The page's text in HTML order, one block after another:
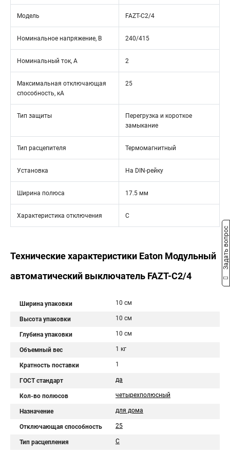
Модель FAZT-C2/4
Номинальное напряжение, В 240/415
Номинальный ток, А 2
Максимальная отключающая
способность, кА
25
Тип защиты
Перегрузка и короткое
замыкание
Тип расцепителя Термомагнитный
Установка На DIN-рейку
Ширина полюса 17.5 мм
Характеристика отключения C
Технические характеристики Eaton Модульный
автоматический выключатель FAZT-C2/4
Ширина упаковки 10 см
Высота упаковки 10 см
Глубина упаковки 10 см
Объемный вес 1 кг
Кратность поставки 1
ГОСТ стандарт да
Кол-во полюсов четырехполюсный
Назначение для дома
Отключающая способность 25
Тип расцепления C
Задать вопрос